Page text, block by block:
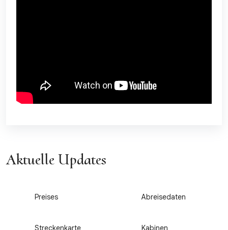
Aktuelle Updates
Preises Abreisedaten
Streckenkarte Kabinen